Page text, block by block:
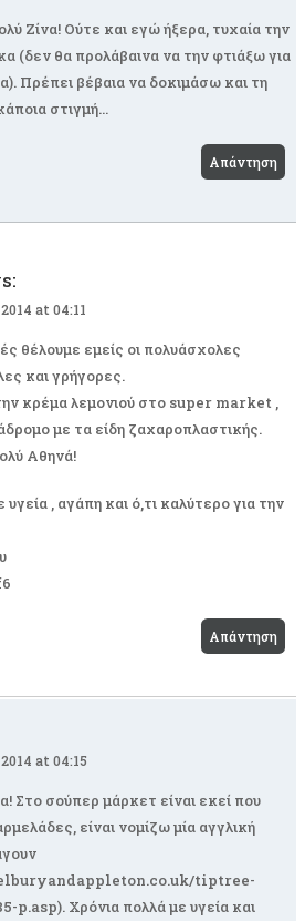
Ζίνα! Ούτε και εγώ ήξερα, τυχαία την
(δεν θα προλάβαινα να την φτιάξω για
Πρέπει βέβαια να δοκιμάσω και τη
στιγμή…
Απάντηση
at 04:11
θέλουμε εμείς οι πολυάσχολες
και γρήγορες.
κρέμα λεμονιού στο super market ,
με τα είδη ζαχαροπλαστικής.
Αθηνά!
, αγάπη και ό,τι καλύτερο για την
Απάντηση
at 04:15
Στο σούπερ μάρκετ είναι εκεί που
είναι νομίζω μία αγγλική
tiptree-
p.asp). Χρόνια πολλά με υγεία και